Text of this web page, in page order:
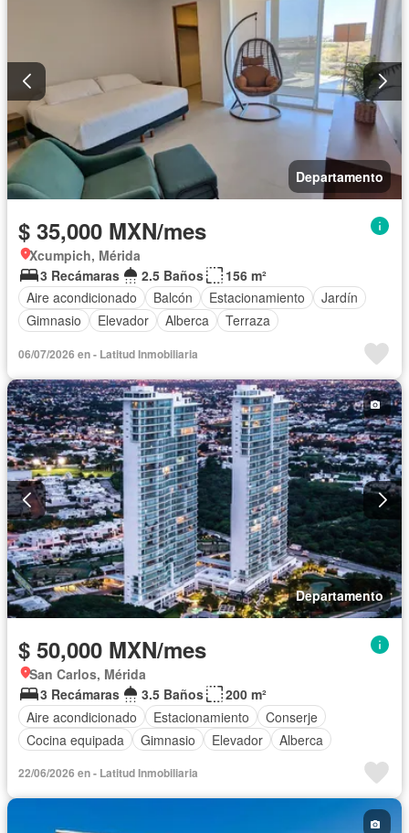
Departamento
$ 35,000 MXN/mes
Xcumpich, Mérida
3 Recámaras
2.5 Baños
156 m²
Aire acondicionado
Balcón Estacionamiento
Jardín
Gimnasio
Elevador Alberca Terraza
06/07/2026 en - Latitud Inmobiliaria
Departamento
$ 50,000 MXN/mes
San Carlos, Mérida
3 Recámaras
3.5 Baños
200 m²
Aire acondicionado
Estacionamiento
Conserje
Cocina equipada
Gimnasio Elevador Alberca
22/06/2026 en - Latitud Inmobiliaria